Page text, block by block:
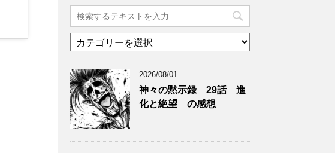
テ
リ
ー
2026/08/01
神々の黙示録 29話 進
化と絶望 の感想